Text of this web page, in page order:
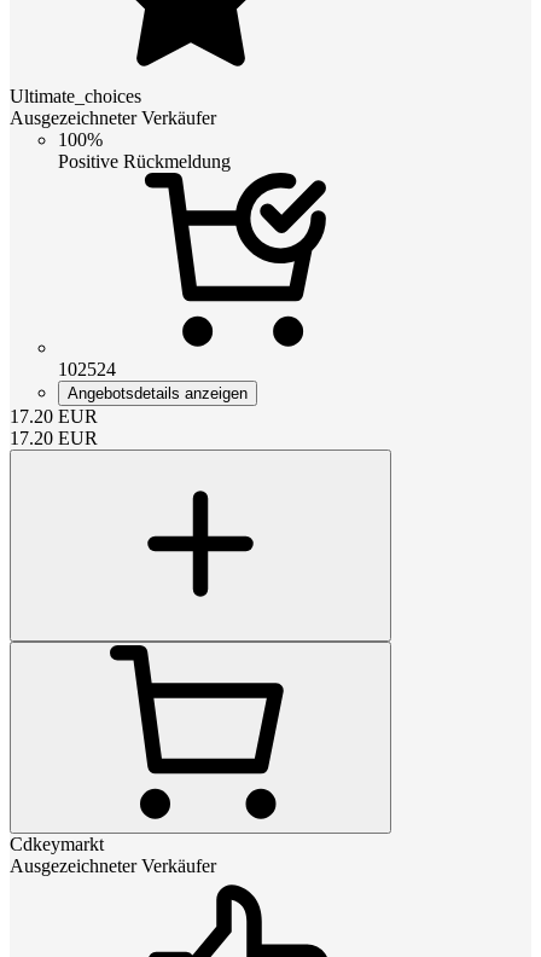
Ultimate_choices
Ausgezeichneter Verkäufer
100%
Positive Rückmeldung
102524
Angebotsdetails anzeigen
17.20 EUR
17.20 EUR
Cdkeymarkt
Ausgezeichneter Verkäufer